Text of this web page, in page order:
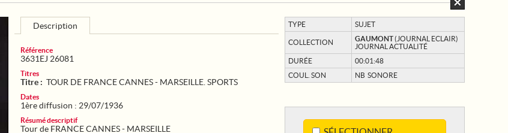
TYPE SUJET
COLLECTION GAUMONT(JOURNAL ECLAIR)
JOURNAL ACTUALITÉ
DURÉE
00:01:48
COUL. SON
NB SONORE
Description
Référence
3631EJ 26081
Titres
Titre : TOUR DE FRANCE CANNES - MARSEILLE. SPORTS
Dates
1ère diffusion : 29/07/1936
Résumé descriptif
Tour de FRANCE CANNES - MARSEILLE